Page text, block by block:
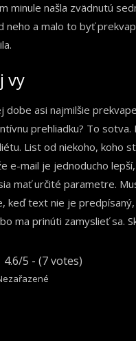
minule našla zvädnutú
a malo to byť
vy
asi najmilšie
prehliadku? To
List od niekoho, koho
e-mail je jednoducho
mať určité parametre.
keď text nie je
ma prinúti zamyslieť sa.
4.6/5 - (7 votes)